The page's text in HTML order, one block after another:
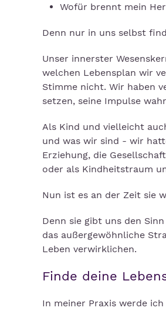
Wofür brennt mein
Denn nur in uns selbst
Unser innerster
welchen Lebensplan wir
Stimme nicht. Wir haben
setzen, seine Impulse
Als Kind und vielleicht
und was wir sind - wir
Erziehung, die
oder als Kindheitstraum
Nun ist es an der Zeit sie
Denn sie gibt uns den
das außergewöhnliche
Leben verwirklichen.
Finde deine
In meiner Praxis werde